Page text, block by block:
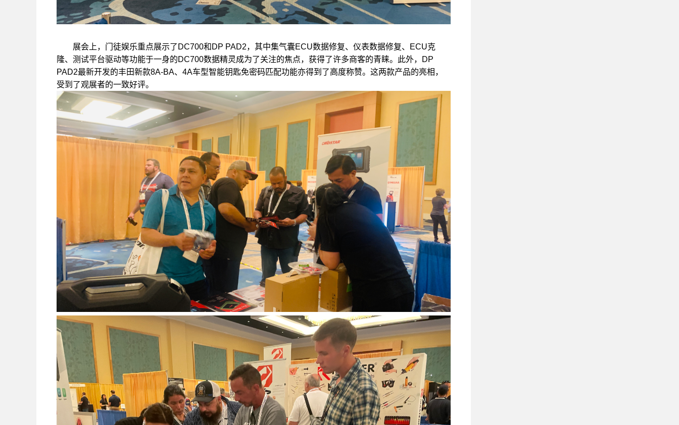
展会上，门徒娱乐重点展示了DC700和DP PAD2，其中集气囊ECU数据修复、仪表数据修复、ECU克
隆、测试平台驱动等功能于一身的DC700数据精灵成为了关注的焦点，获得了许多商客的青睐。此外，DP
PAD2最新开发的丰田新款8A-BA、4A车型智能钥匙免密码匹配功能亦得到了高度称赞。这两款产品的亮相，
受到了观展者的一致好评。